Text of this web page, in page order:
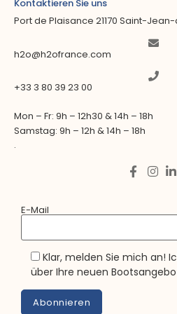
Kontaktieren Sie uns
Port de Plaisance 21170 Saint-
h2o@h2ofrance.com
+33 3 80 39 23 00
Mon – Fr: 9h – 12h30 & 14h – 18h
Samstag: 9h – 12h & 14h – 18h
.
E-Mail
Klar, melden Sie mich an!
über Ihre neuen